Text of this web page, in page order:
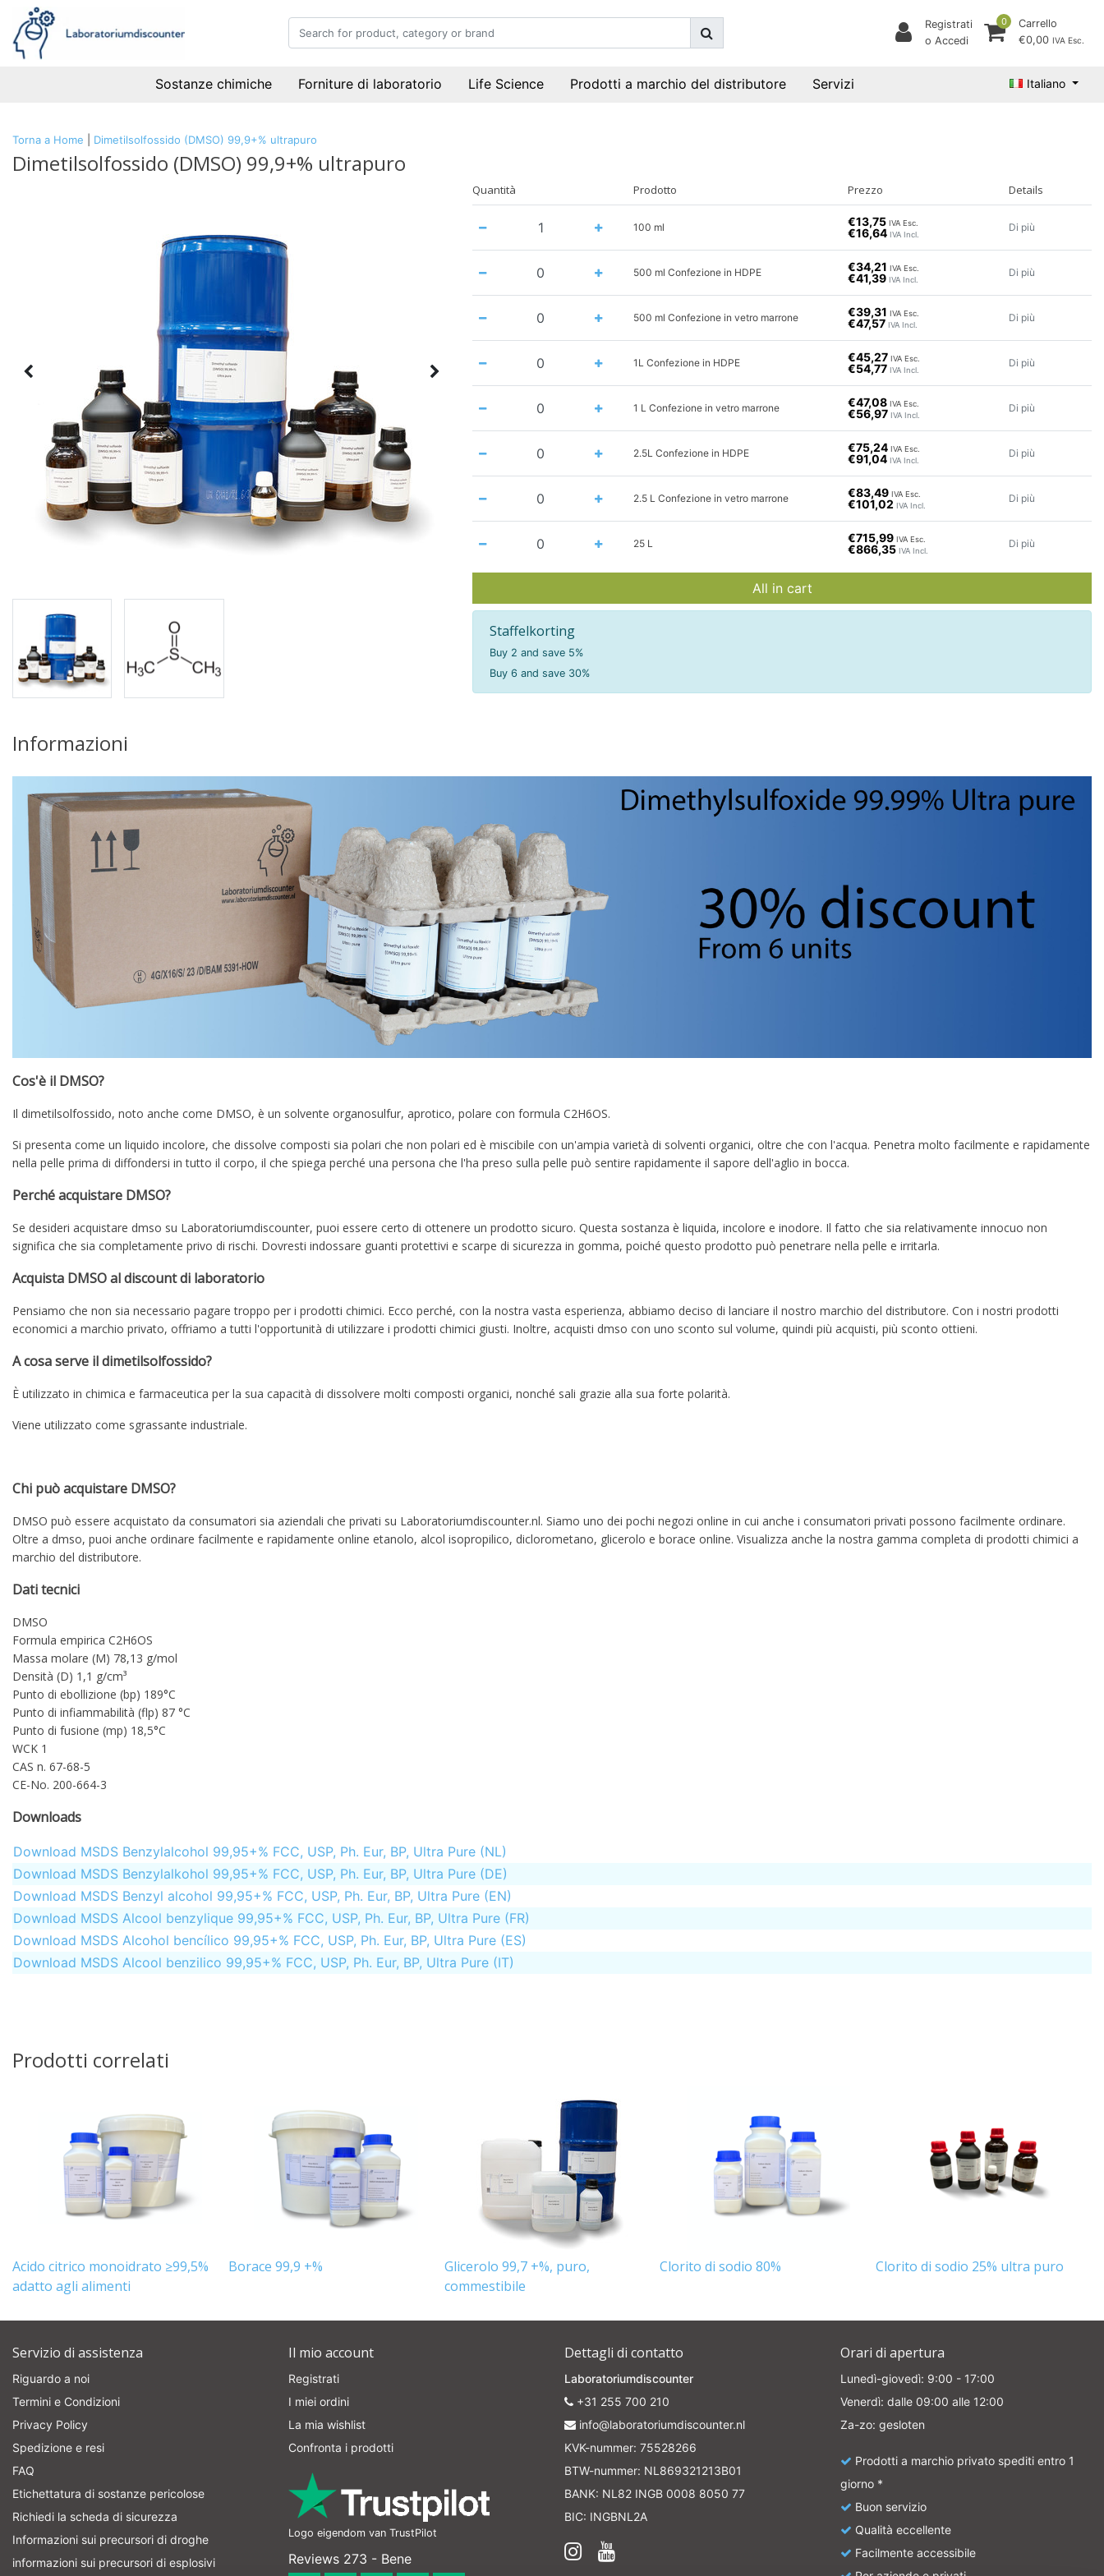
Registrati
o Accedi
0
Carrello
€0,00 IVA Esc.
Sostanze chimiche Forniture di laboratorio Life Science Prodotti a marchio del distributore Servizi Italiano
Torna a Home Dimetilsolfossido (DMSO) 99,9+% ultrapuro
Dimetilsolfossido (DMSO) 99,9+% ultrapuro
Quantità Prodotto Prezzo Details
100 ml €13,75IVA Esc.
€16,64 IVA Incl.
Di più
500 ml Confezione in HDPE €34,21IVA Esc.
€41,39 IVA Incl.
Di più
500 ml Confezione in vetro marrone €39,31IVA Esc.
€47,57 IVA Incl.
Di più
1L Confezione in HDPE €45,27IVA Esc.
€54,77 IVA Incl.
Di più
1 L Confezione in vetro marrone €47,08IVA Esc.
€56,97 IVA Incl.
Di più
2.5L Confezione in HDPE €75,24IVA Esc.
€91,04 IVA Incl.
Di più
2.5 L Confezione in vetro marrone €83,49IVA Esc.
€101,02 IVA Incl.
Di più
25 L €715,99IVA Esc.
€866,35 IVA Incl.
Di più
All in cart
Staffelkorting
Buy 2 and save 5%
Buy 6 and save 30%
Informazioni
Cos'è il DMSO?
Il dimetilsolfossido, noto anche come DMSO, è un solvente organosulfur, aprotico, polare con formula C2H6OS.
Si presenta come un liquido incolore, che dissolve composti sia polari che non polari ed è miscibile con un'ampia varietà di solventi organici, oltre che con l'acqua. Penetra molto facilmente e rapidamente
nella pelle prima di diffondersi in tutto il corpo, il che spiega perché una persona che l'ha preso sulla pelle può sentire rapidamente il sapore dell'aglio in bocca.
Perché acquistare DMSO?
Se desideri acquistare dmso su Laboratoriumdiscounter, puoi essere certo di ottenere un prodotto sicuro. Questa sostanza è liquida, incolore e inodore. Il fatto che sia relativamente innocuo non
significa che sia completamente privo di rischi. Dovresti indossare guanti protettivi e scarpe di sicurezza in gomma, poiché questo prodotto può penetrare nella pelle e irritarla.
Acquista DMSO al discount di laboratorio
Pensiamo che non sia necessario pagare troppo per i prodotti chimici. Ecco perché, con la nostra vasta esperienza, abbiamo deciso di lanciare il nostro marchio del distributore. Con i nostri prodotti
economici a marchio privato, offriamo a tutti l'opportunità di utilizzare i prodotti chimici giusti. Inoltre, acquisti dmso con uno sconto sul volume, quindi più acquisti, più sconto ottieni.
A cosa serve il dimetilsolfossido?
È utilizzato in chimica e farmaceutica per la sua capacità di dissolvere molti composti organici, nonché sali grazie alla sua forte polarità.
Viene utilizzato come sgrassante industriale.
Chi può acquistare DMSO?
DMSO può essere acquistato da consumatori sia aziendali che privati ​​su Laboratoriumdiscounter.nl. Siamo uno dei pochi negozi online in cui anche i consumatori privati ​​possono facilmente ordinare.
Oltre a dmso, puoi anche ordinare facilmente e rapidamente online etanolo, alcol isopropilico, diclorometano, glicerolo e borace online. Visualizza anche la nostra gamma completa di prodotti chimici a
marchio del distributore.
Dati tecnici
DMSO
Formula empirica C2H6OS
Massa molare (M) 78,13 g/mol
Densità (D) 1,1 g/cm³
Punto di ebollizione (bp) 189°C
Punto di infiammabilità (flp) 87 °C
Punto di fusione (mp) 18,5°C
WCK 1
CAS n. 67-68-5
CE-No. 200-664-3
Downloads
Download MSDS Benzylalcohol 99,95+% FCC, USP, Ph. Eur, BP, Ultra Pure (NL)
Download MSDS Benzylalkohol 99,95+% FCC, USP, Ph. Eur, BP, Ultra Pure (DE)
Download MSDS Benzyl alcohol 99,95+% FCC, USP, Ph. Eur, BP, Ultra Pure (EN)
Download MSDS Alcool benzylique 99,95+% FCC, USP, Ph. Eur, BP, Ultra Pure (FR)
Download MSDS Alcohol bencílico 99,95+% FCC, USP, Ph. Eur, BP, Ultra Pure (ES)
Download MSDS Alcool benzilico 99,95+% FCC, USP, Ph. Eur, BP, Ultra Pure (IT)
Prodotti correlati
Acido citrico monoidrato ≥99,5%
adatto agli alimenti
Borace 99,9 +%
Glicerolo 99,7 +%, puro,
commestibile
Clorito di sodio 80% Clorito di sodio 25% ultra puro
Servizio di assistenza
Riguardo a noi
Termini e Condizioni
Privacy Policy
Spedizione e resi
FAQ
Etichettatura di sostanze pericolose
Richiedi la scheda di sicurezza
Informazioni sui precursori di droghe
informazioni sui precursori di esplosivi
Il mio account
Registrati
I miei ordini
La mia wishlist
Confronta i prodotti
Logo eigendom van TrustPilot
Reviews 273 - Bene
Dettagli di contatto
Laboratoriumdiscounter
+31 255 700 210
info@laboratoriumdiscounter.nl
KVK-nummer: 75528266
BTW-nummer: NL869321213B01
BANK: NL82 INGB 0008 8050 77
BIC: INGBNL2A
Orari di apertura
Lunedì-giovedì: 9:00 - 17:00
Venerdì: dalle 09:00 alle 12:00
Za-zo: gesloten
Prodotti a marchio privato spediti entro 1
giorno *
Buon servizio
Qualità eccellente
Facilmente accessibile
5% off for your next order
our own brand 😀